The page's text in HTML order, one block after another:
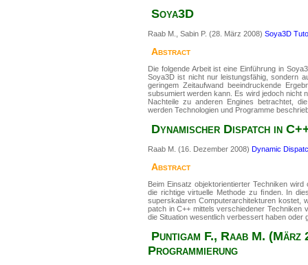
Soya3D
Raab M., Sabin P. (28. März 2008) Soya3D
Abstract
Die folgende Arbeit ist eine Einführung in
Soya3D ist nicht nur leistungsfähig, sondern
geringem Zeitaufwand beeindruckende
subsumiert werden kann. Es wird jedoch nicht
Nachteile zu anderen Engines betrachtet,
werden Technologien und Programme
Dynamischer Dispatch in
Raab M. (16. Dezember 2008) Dynamic
Abstract
Beim Einsatz objektorientierter Techniken
die richtige virtuelle Methode zu ﬁnden. In
superskalaren Computerarchitekturen kostet,
patch in C++ mittels verschiedener Techniken
die Situation wesentlich verbessert haben oder
Puntigam F., Raab M.
Programmierung